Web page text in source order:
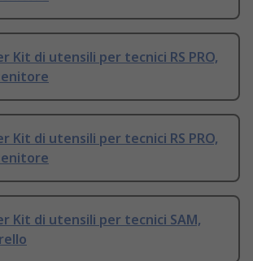
Kit di utensili per tecnici RS PRO,
Kit di utensili per tecnici RS PRO,
Kit di utensili per tecnici SAM,